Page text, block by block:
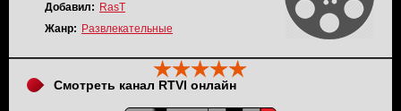
Добавил: RasT
Жанр: Развлекательные
Смотреть канал RTVI онлайн